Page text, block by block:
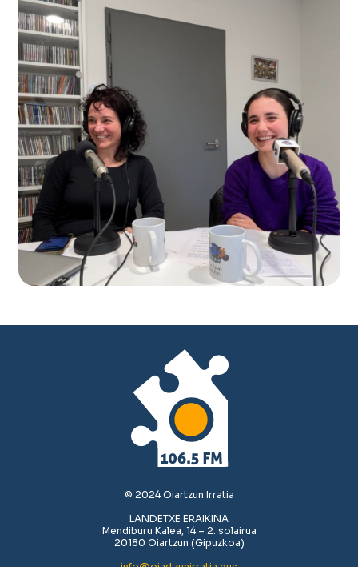
© 2024 Oiartzun Irratia
LANDETXE ERAIKINA
Mendiburu Kalea, 14 – 2. solairua
20180 Oiartzun (Gipuzkoa)